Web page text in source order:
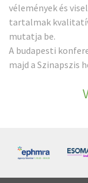
vélemények és
tartalmak
mutatja be.
A budapesti
majd a Szinapszis